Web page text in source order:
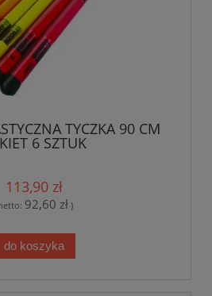
TYCZKA 90 CM
6 SZTUK
113,90 zł
92,60 zł )
do koszyka